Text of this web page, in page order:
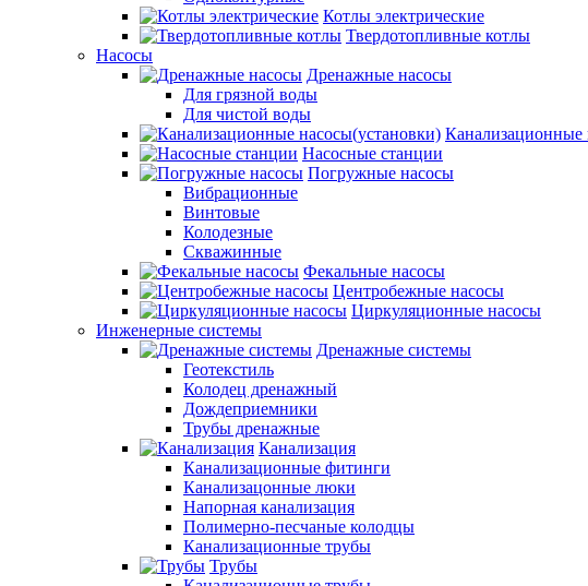
Котлы электрические
Твердотопливные котлы
Насосы
Дренажные насосы
Для грязной воды
Для чистой воды
Канализационные
Насосные станции
Погружные насосы
Вибрационные
Винтовые
Колодезные
Скважинные
Фекальные насосы
Центробежные насосы
Циркуляционные насосы
Инженерные системы
Дренажные системы
Геотекстиль
Колодец дренажный
Дождеприемники
Трубы дренажные
Канализация
Канализационные фитинги
Канализацонные люки
Напорная канализация
Полимерно-песчаные колодцы
Канализационные трубы
Трубы